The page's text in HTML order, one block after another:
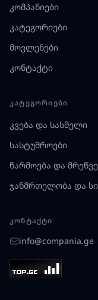
კომპანიები
კატეგორიები
მოვლენები
კონტაქტი
ᲙᲐᲢᲔᲒᲝᲠᲘᲔᲑᲘ
კვება და სასმელი
სასტუმროები
წარმოება და
ჯანმრთელობა და
ᲙᲝᲜᲢᲐᲥᲢᲘ
info@compania.ge